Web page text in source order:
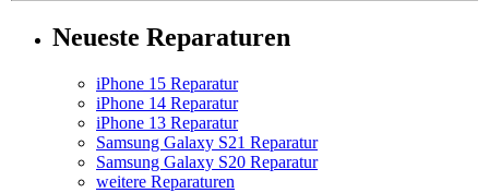
Neueste Reparaturen
iPhone 15 Reparatur
iPhone 14 Reparatur
iPhone 13 Reparatur
Samsung Galaxy S21 Reparatur
Samsung Galaxy S20 Reparatur
weitere Reparaturen